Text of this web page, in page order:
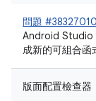
問題
Android Studio
成新的可組合函
版面配置檢查器